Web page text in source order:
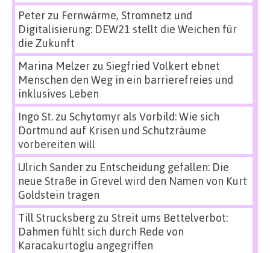
Peterzu Fernwärme, Stromnetz und
Digitalisierung: DEW21 stellt die Weichen für
die Zukunft
Marina Melzerzu Siegfried Volkert ebnet
Menschen den Weg in ein barrierefreies und
inklusives Leben
Ingo St.zu Schytomyr als Vorbild: Wie sich
Dortmund auf Krisen und Schutzräume
vorbereiten will
Ulrich Sanderzu Entscheidung gefallen: Die
neue Straße in Grevel wird den Namen von Kurt
Goldstein tragen
Till Strucksbergzu Streit ums Bettelverbot:
Dahmen fühlt sich durch Rede von
Karacakurtoglu angegriffen